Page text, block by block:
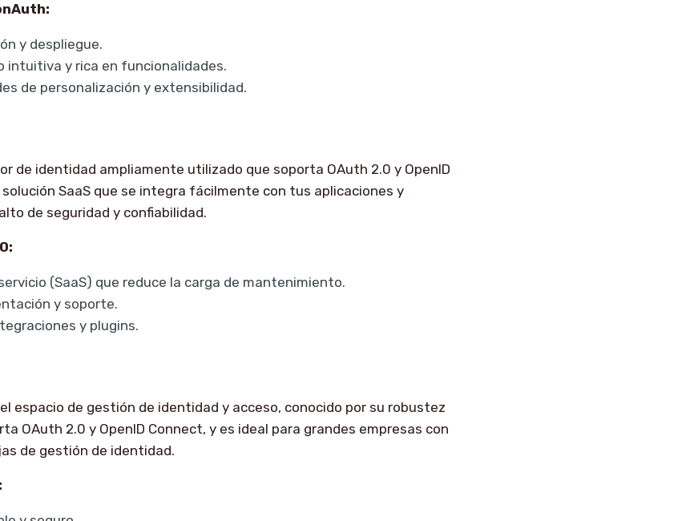
y despliegue.
intuitiva y rica en funcionalidades.
de personalización y extensibilidad.
de identidad ampliamente utilizado que soporta OAuth 2.0 y OpenID
SaaS que se integra fácilmente con tus aplicaciones y
de seguridad y confiabilidad.
(SaaS) que reduce la carga de mantenimiento.
y soporte.
y plugins.
espacio de gestión de identidad y acceso, conocido por su robustez
OAuth 2.0 y OpenID Connect, y es ideal para grandes empresas con
de gestión de identidad.